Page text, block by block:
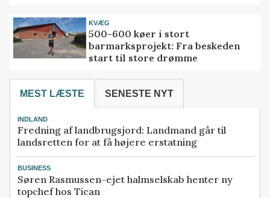
KVÆG
500-600 køer i stort
barmarksprojekt: Fra beskeden
start til store drømme
MEST LÆSTE SENESTE NYT
INDLAND
Fredning af landbrugsjord: Landmand går til
landsretten for at få højere erstatning
BUSINESS
Søren Rasmussen-ejet halmselskab henter ny
topchef hos Tican